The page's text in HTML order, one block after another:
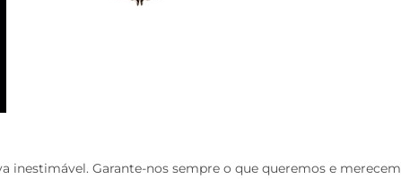
inestimável. Garante-nos sempre o que queremos e